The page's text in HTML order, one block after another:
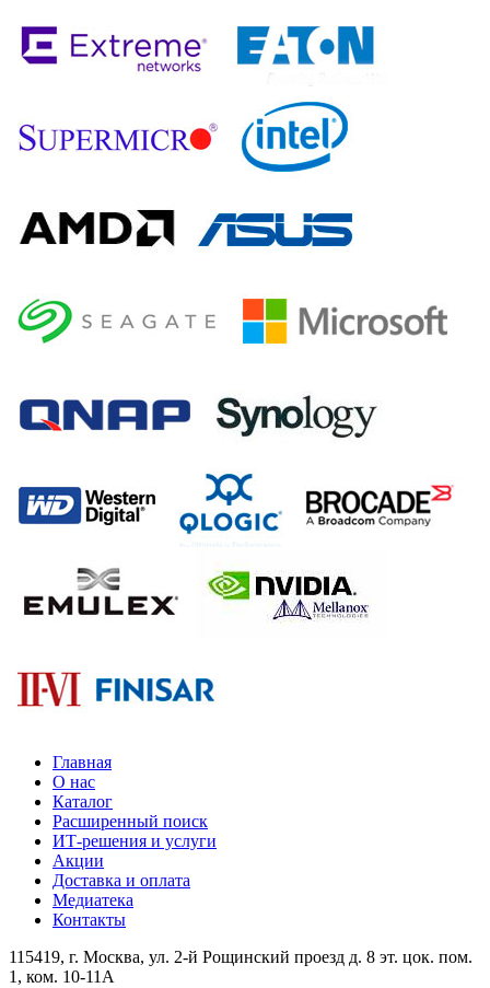
Главная
О нас
Каталог
Расширенный поиск
ИТ-решения и услуги
Акции
Доставка и оплата
Медиатека
Контакты
115419, г. Москва, ул. 2-й Рощинский проезд д. 8 эт. цок. пом.
1, ком. 10-11А